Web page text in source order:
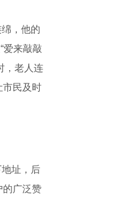
，他的
爱来敲敲
，老人连
市民及时
址，后
的广泛赞